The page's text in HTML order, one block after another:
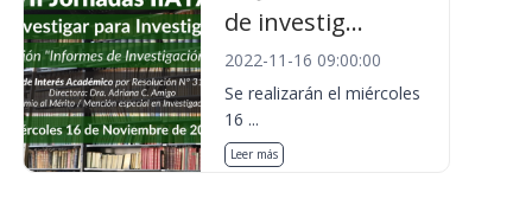
de investig...
2022-11-16 09:00:00
Se realizarán el miércoles
16 ...
Leer más